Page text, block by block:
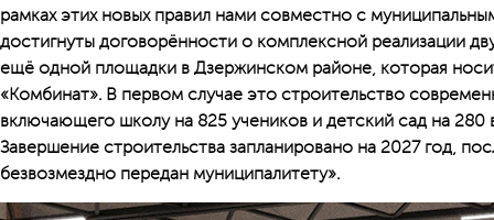
рамках этих новых правил нами совместно с
достигнуты договорённости о комплексной реализации
ещё одной площадки в Дзержинском районе, которая
«Комбинат». В первом случае это строительство
включающего школу на 825 учеников и детский сад на 280
Завершение строительства запланировано на 2027 год,
безвозмездно передан муниципалитету».